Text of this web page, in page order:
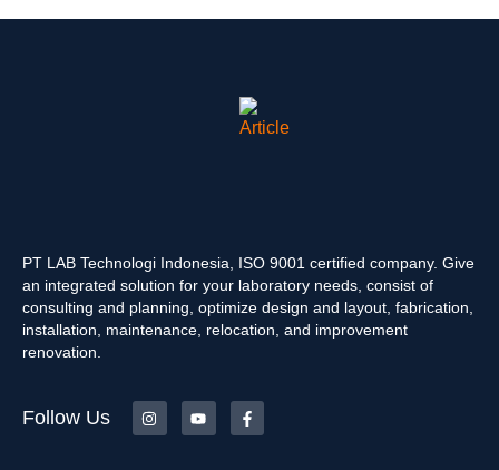
PT LAB Technologi Indonesia, ISO 9001 certified company. Give
an integrated solution for your laboratory needs, consist of
consulting and planning, optimize design and layout, fabrication,
installation, maintenance, relocation, and improvement
renovation.
Follow Us